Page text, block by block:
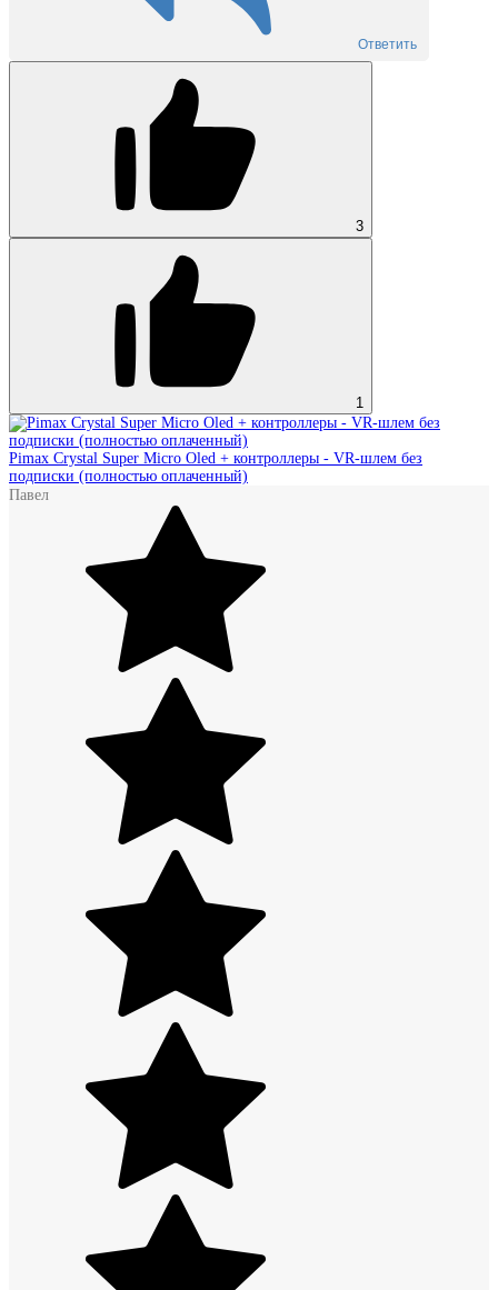
Ответить
3
1
Pimax Crystal Super Micro Oled + контроллеры - VR‑шлем без
подписки (полностью оплаченный)
Павел